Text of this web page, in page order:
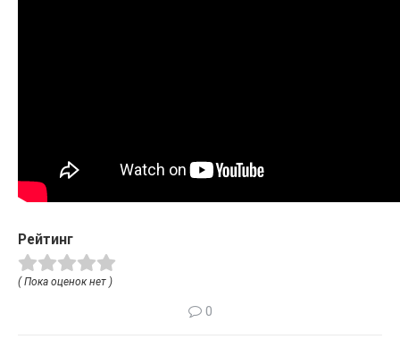
Рейтинг
( Пока оценок нет )
0